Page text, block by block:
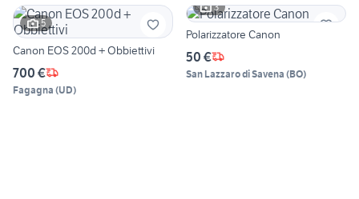
5
Canon EOS 200d + Obbiettivi
700 €
Fagagna (UD)
3
Polarizzatore Canon
50 €
San Lazzaro di Savena (BO)